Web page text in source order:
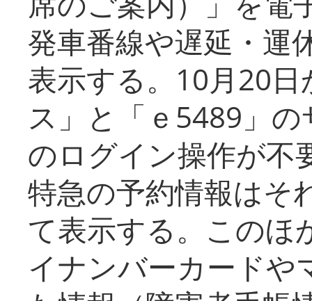
発車番線や遅延・運
表示する。10月20
ス」と「ｅ5489」
のログイン操作が不
特急の予約情報はそ
て表示する。このほ
イナンバーカードや